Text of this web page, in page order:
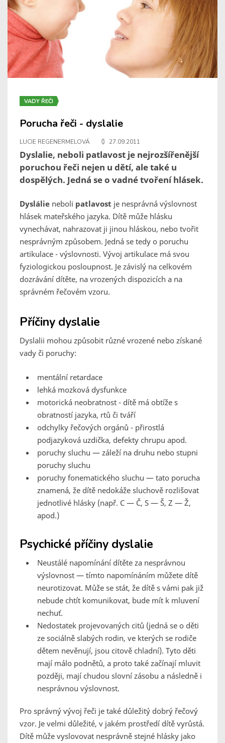
VADY ŘEČI
Porucha řeči - dyslalie
LUCIE REGENERMELOVÁ 27.09.2011
Dyslalie, neboli patlavost je nejrozšířenější
poruchou řeči nejen u dětí, ale také u
dospělých. Jedná se o vadné tvoření hlásek.
Dyslálie neboli patlavost je nesprávná výslovnost
hlásek mateřského jazyka. Dítě může hlásku
vynechávat, nahrazovat ji jinou hláskou, nebo tvořit
nesprávným způsobem. Jedná se tedy o poruchu
artikulace - výslovnosti. Vývoj artikulace má svou
fyziologickou posloupnost. Je závislý na celkovém
dozrávání dítěte, na vrozených dispozicích a na
správném řečovém vzoru.
Příčiny dyslalie
Dyslalii mohou způsobit různé vrozené nebo získané
vady či poruchy:
mentální retardace
lehká mozková dysfunkce
motorická neobratnost - dítě má obtíže s
obratností jazyka, rtů či tváří
odchylky řečových orgánů - přirostlá
podjazyková uzdička, defekty chrupu apod.
poruchy sluchu — záleží na druhu nebo stupni
poruchy sluchu
poruchy fonematického sluchu — tato porucha
znamená, že dítě nedokáže sluchově rozlišovat
jednotlivé hlásky (např. C — Č, S — Š, Z — Ž,
apod.)
Psychické příčiny dyslalie
Neustálé napomínání dítěte za nesprávnou
výslovnost — tímto napomínáním můžete dítě
neurotizovat. Může se stát, že dítě s vámi pak již
nebude chtít komunikovat, bude mít k mluvení
nechuť.
Nedostatek projevovaných citů (jedná se o děti
ze sociálně slabých rodin, ve kterých se rodiče
dětem nevěnují, jsou citově chladní). Tyto děti
mají málo podnětů, a proto také začínají mluvit
později, mají chudou slovní zásobu a následně i
nesprávnou výslovnost.
Pro správný vývoj řeči je také důležitý dobrý řečový
vzor. Je velmi důležité, v jakém prostředí dítě vyrůstá.
Dítě může vyslovovat nesprávně stejné hlásky jako